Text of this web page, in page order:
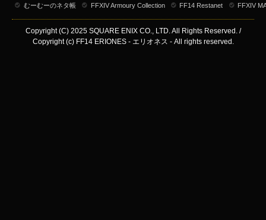
むーむーのネタ帳
FFXIV Armoury Collection FF14 Restanet FFXIV
Copyright (C) 2025 SQUARE ENIX CO., LTD. All Rights Reserved. /
Copyright (c) FF14 ERIONES - エリオネス - All rights reserved.